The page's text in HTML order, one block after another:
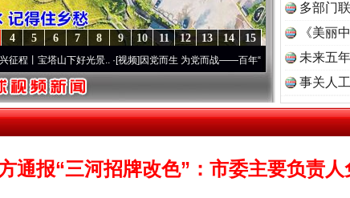
15
14
13
12
11
10
9
8
7
6
5
4
山下好光景..·[视频]因党而生 为党而战——百年“纪”事⑧加强纪律..·[视频]牢记初
多部门
《美丽
未来五
事关人
通报“三河招牌改色”：市委主要负责人